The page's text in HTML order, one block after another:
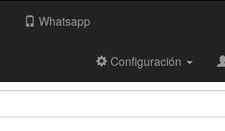
Whatsapp
Configuración